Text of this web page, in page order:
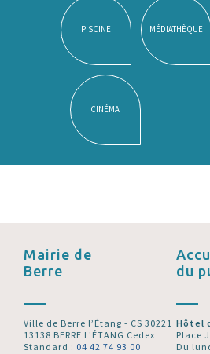
PISCINE MÉDIATHÈQUE
CINÉMA
Mairie de
Berre
Ville de Berre l’Étang - CS 30221
13138 BERRE L'ÉTANG Cedex
Standard : 04 42 74 93 00
du
Hôtel
Place
Du